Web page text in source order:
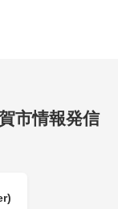
市情報発信